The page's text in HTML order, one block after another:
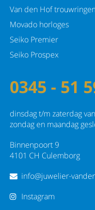
Van den Hof
Movado horloges
Seiko Premier
Seiko Prospex
0345 - 51
dinsdag t/m zaterdag
zondag en maandag
Binnenpoort 9
4101 CH Culemborg
info@juwelier-
Instagram